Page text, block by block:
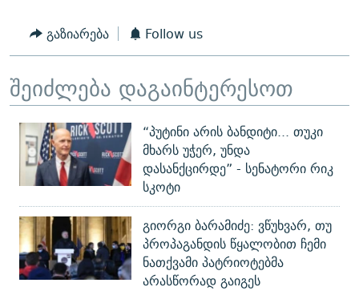
ПРИВЕТ ᲙᲣᲚᲢᲣᲠᲐ
გაზიარება Follow us
შეიძლება დაგაინტერესოთ
“პუტინი არის ბანდიტი... თუკი
მხარს უჭერ, უნდა
დასანქცირდე” - სენატორი რიკ
სკოტი
გიორგი ბარამიძე: ვწუხვარ, თუ
პროპაგანდის წყალობით ჩემი
ნათქვამი პატრიოტებმა
არასწორად გაიგეს